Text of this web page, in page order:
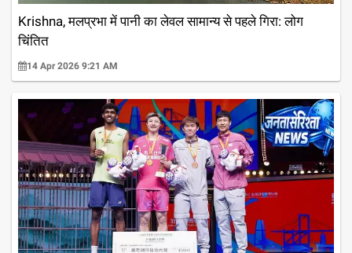
Krishna, मलप्रभा में पानी का लेवल सामान्य से पहले गिरा: लोग
चिंतित
14 Apr 2026 9:21 AM